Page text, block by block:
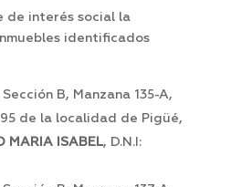
de interés social la
identificados
B, Manzana 135-A,
de la localidad de Pigüé,
MARIA ISABEL, D.N.I: